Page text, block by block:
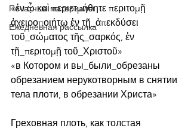
Печатные материалы
Ежедневная рассылка
«ἐν ᾧ καὶ περιετμήθητε περιτομῇ
ἀχειροποιήτῳ ἐν τῇ_ἀπεκδύσει
τοῦ_σώματος τῆς_σαρκός, ἐν
τῇ_περιτομῇ τοῦ_Χριστοῦ»
«в Котором и вы_были_обрезаны
обрезанием нерукотворным в снятии
тела плоти, в обрезании Христа»
Греховная плоть, как толстая